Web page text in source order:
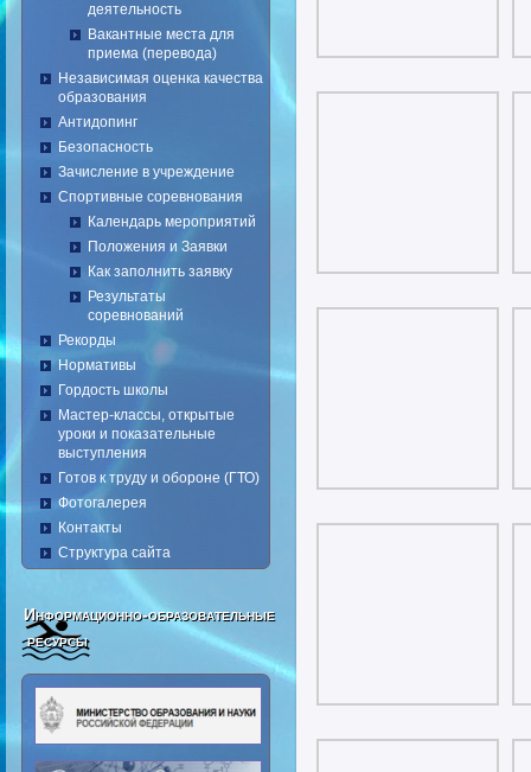
деятельность
Вакантные места для
приема (перевода)
Независимая оценка качества
образования
Антидопинг
Безопасность
Зачисление в учреждение
Спортивные соревнования
Календарь мероприятий
Положения и Заявки
Как заполнить заявку
Результаты
соревнований
Рекорды
Нормативы
Гордость школы
Мастер-классы, открытые
уроки и показательные
выступления
Готов к труду и обороне (ГТО)
Фотогалерея
Контакты
Структура сайта
Информационно-образовательные
ресурсы